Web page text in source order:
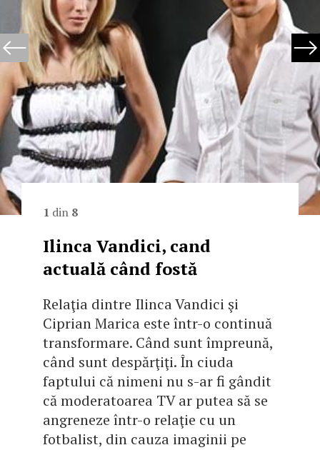
1 din 8
Ilinca Vandici, cand
actuală când fostă
Relaţia dintre Ilinca Vandici şi
Ciprian Marica este într-o continuă
transformare. Când sunt împreună,
când sunt despărţiţi. În ciuda
faptului că nimeni nu s-ar fi gândit
că moderatoarea TV ar putea să se
angreneze într-o relaţie cu un
fotbalist, din cauza imaginii pe